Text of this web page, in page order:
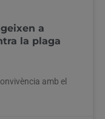
a
la plaga
amb el